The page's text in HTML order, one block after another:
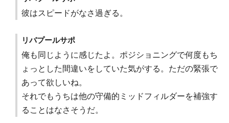
彼はスピードがなさ過ぎる。
リバプールサポ
俺も同じように感じたよ。ポジショニングで何度もち
ょっとした間違いをしていた気がする。ただの緊張で
あって欲しいね。
それでもうちは他の守備的ミッドフィルダーを補強す
ることはなさそうだ。